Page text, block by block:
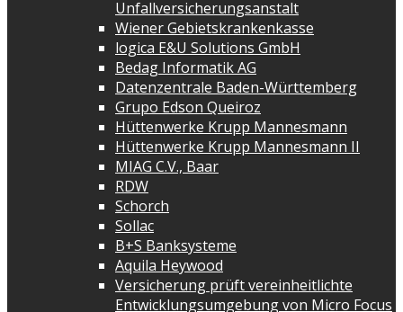
Unfallversicherungsanstalt
Wiener Gebietskrankenkasse
logica E&U Solutions GmbH
Bedag Informatik AG
Datenzentrale Baden-Württemberg
Grupo Edson Queiroz
Hüttenwerke Krupp Mannesmann
Hüttenwerke Krupp Mannesmann II
MIAG C.V., Baar
RDW
Schorch
Sollac
B+S Banksysteme
Aquila Heywood
Versicherung prüft vereinheitlichte
Entwicklungsumgebung von Micro Focus